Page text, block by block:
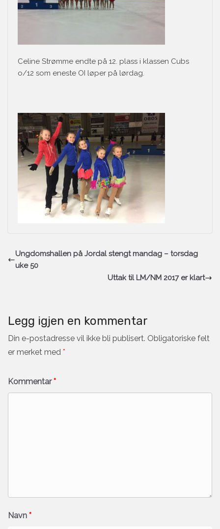
Celine Strømme endte på 12. plass i klassen Cubs
o/12 som eneste OI løper på lørdag.
Ungdomshallen på Jordal stengt mandag – torsdag
uke 50
Uttak til LM/NM 2017 er klart
Legg igjen en kommentar
Din e-postadresse vil ikke bli publisert. Obligatoriske felt
er merket med *
Kommentar*
Navn *